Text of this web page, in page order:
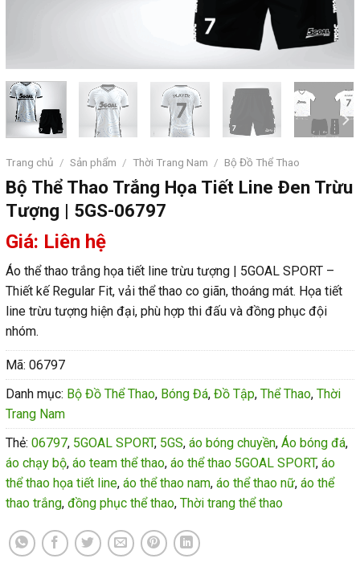
Trang chủ / Sản phẩm / Thời Trang Nam / Bộ Đồ Thể Thao
Bộ Thể Thao Trắng Họa Tiết Line Đen Trừu
Tượng | 5GS-06797
Giá: Liên hệ
Áo thể thao trắng họa tiết line trừu tượng | 5GOAL SPORT –
Thiết kế Regular Fit, vải thể thao co giãn, thoáng mát. Họa tiết
line trừu tượng hiện đại, phù hợp thi đấu và đồng phục đội
nhóm.
Mã: 06797
Danh mục: Bộ Đồ Thể Thao, Bóng Đá, Đồ Tập, Thể Thao, Thời
Trang Nam
Thẻ: 06797, 5GOAL SPORT, 5GS, áo bóng chuyền, Áo bóng đá,
áo chạy bộ, áo team thể thao, áo thể thao 5GOAL SPORT, áo
thể thao họa tiết line, áo thể thao nam, áo thể thao nữ, áo thể
thao trắng, đồng phục thể thao, Thời trang thể thao